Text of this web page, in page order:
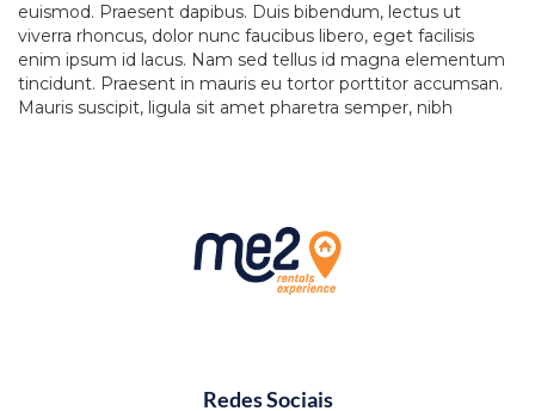
euismod. Praesent dapibus. Duis bibendum, lectus ut
viverra rhoncus, dolor nunc faucibus libero, eget facilisis
enim ipsum id lacus. Nam sed tellus id magna elementum
tincidunt. Praesent in mauris eu tortor porttitor accumsan.
Mauris suscipit, ligula sit amet pharetra semper, nibh
Redes Sociais